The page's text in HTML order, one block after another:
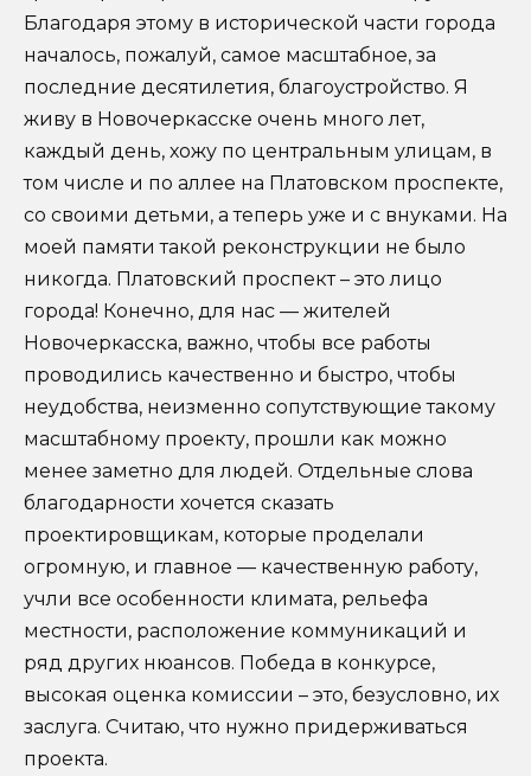
Благодаря этому в исторической части города
началось, пожалуй, самое масштабное, за
последние десятилетия, благоустройство. Я
живу в Новочеркасске очень много лет,
каждый день, хожу по центральным улицам, в
том числе и по аллее на Платовском проспекте,
со своими детьми, а теперь уже и с внуками. На
моей памяти такой реконструкции не было
никогда. Платовский проспект – это лицо
города! Конечно, для нас — жителей
Новочеркасска, важно, чтобы все работы
проводились качественно и быстро, чтобы
неудобства, неизменно сопутствующие такому
масштабному проекту, прошли как можно
менее заметно для людей. Отдельные слова
благодарности хочется сказать
проектировщикам, которые проделали
огромную, и главное — качественную работу,
учли все особенности климата, рельефа
местности, расположение коммуникаций и
ряд других нюансов. Победа в конкурсе,
высокая оценка комиссии – это, безусловно, их
заслуга. Считаю, что нужно придерживаться
проекта.